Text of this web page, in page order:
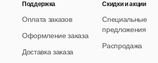
Поддержка
Оплата заказов
Оформление заказа
Доставка заказа
Скидки и акции
Специальные
предложения
Распродажа